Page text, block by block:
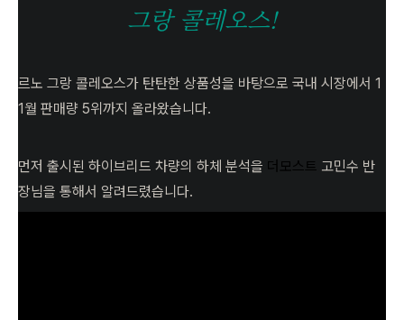
그랑 콜레오스!
르노 그랑 콜레오스가 탄탄한 상품성을 바탕으로 국내 시장에서 1
1월 판매량 5위까지 올라왔습니다.
먼저 출시된 하이브리드 차량의 하체 분석을 더모스트 고민수 반
장님을 통해서 알려드렸습니다.